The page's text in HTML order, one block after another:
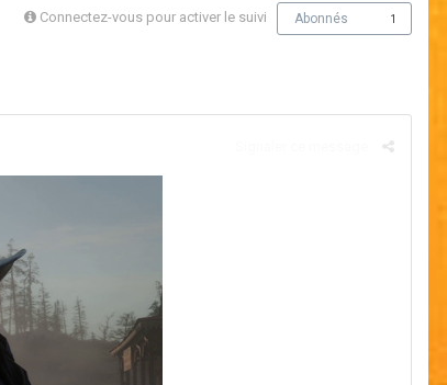
Connectez-vous pour activer le suivi Abonnés 1